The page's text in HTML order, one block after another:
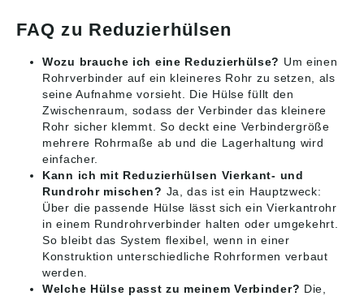
FAQ zu Reduzierhülsen
Wozu brauche ich eine Reduzierhülse? Um einen
Rohrverbinder auf ein kleineres Rohr zu setzen, als
seine Aufnahme vorsieht. Die Hülse füllt den
Zwischenraum, sodass der Verbinder das kleinere
Rohr sicher klemmt. So deckt eine Verbindergröße
mehrere Rohrmaße ab und die Lagerhaltung wird
einfacher.
Kann ich mit Reduzierhülsen Vierkant- und
Rundrohr mischen? Ja, das ist ein Hauptzweck:
Über die passende Hülse lässt sich ein Vierkantrohr
in einem Rundrohrverbinder halten oder umgekehrt.
So bleibt das System flexibel, wenn in einer
Konstruktion unterschiedliche Rohrformen verbaut
werden.
Welche Hülse passt zu meinem Verbinder? Die,